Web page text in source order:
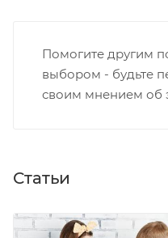
Помогите другим
выбором - будьте
своим мнением об
Статьи